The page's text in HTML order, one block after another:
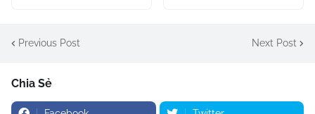
Previous Post Next Post
Chia Sẻ